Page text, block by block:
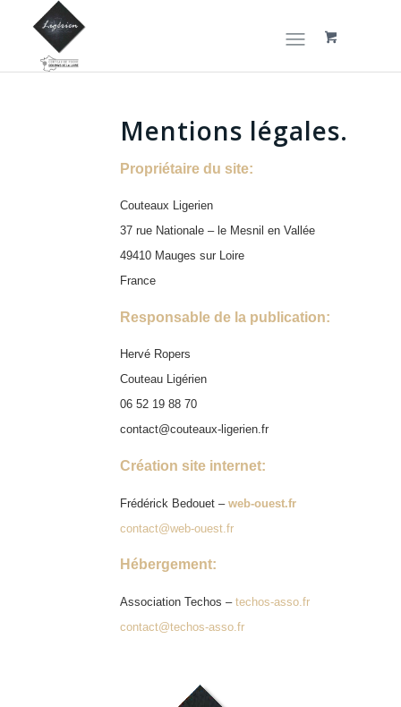
Mentions légales.
Propriétaire du site:
Couteaux Ligerien
37 rue Nationale – le Mesnil en Vallée
49410 Mauges sur Loire
France
Responsable de la publication:
Hervé Ropers
Couteau Ligérien
06 52 19 88 70
contact@couteaux-ligerien.fr
Création site internet:
Frédérick Bedouet – web-ouest.fr
contact@web-ouest.fr
Hébergement:
Association Techos – techos-asso.fr
contact@techos-asso.fr